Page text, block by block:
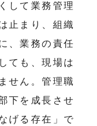
して業務管理
止まり、組織
、業務の責任
ても、現場は
せん。管理職
下を成長させ
げる存在」で